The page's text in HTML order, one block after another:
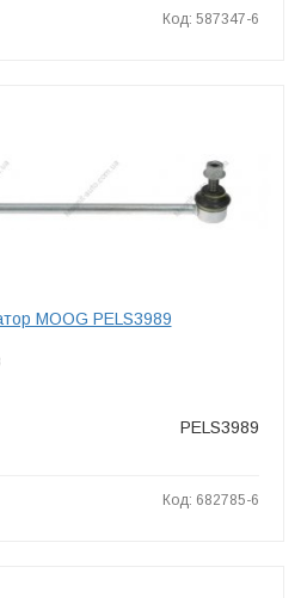
Код: 587347-6
MOOG PELS3989
PELS3989
Код: 682785-6